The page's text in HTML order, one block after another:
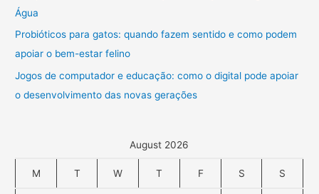
Água
Probióticos para gatos: quando fazem sentido e como podem
apoiar o bem-estar felino
Jogos de computador e educação: como o digital pode apoiar
o desenvolvimento das novas gerações
August 2026
M T W T F S S